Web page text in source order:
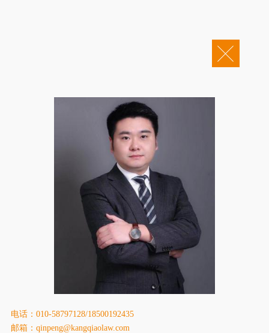
康桥人员
新闻动态
康桥党建
业务领域
社会责任
康桥法治研究院
康桥出版
电话：010-58797128/18500192435
邮箱：qinpeng@kangqiaolaw.com
Copyright © 2011-2026 康桥律师事务所